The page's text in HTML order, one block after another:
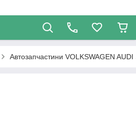
Автозапчастини VOLKSWAGEN AUDI